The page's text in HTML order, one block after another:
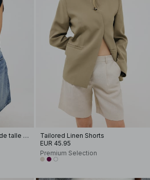
Vaqueros cortos anchos de talle medio
Tailored Linen Shorts
EUR 45.95
Premium Selection